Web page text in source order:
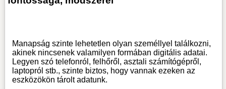
Manapság szinte lehetetlen olyan személlyel találkozni,
akinek nincsenek valamilyen formában digitális adatai.
Legyen szó telefonról, felhőről, asztali számítógépről,
laptopról stb., szinte biztos, hogy vannak ezeken az
eszközökön tárolt adatunk.